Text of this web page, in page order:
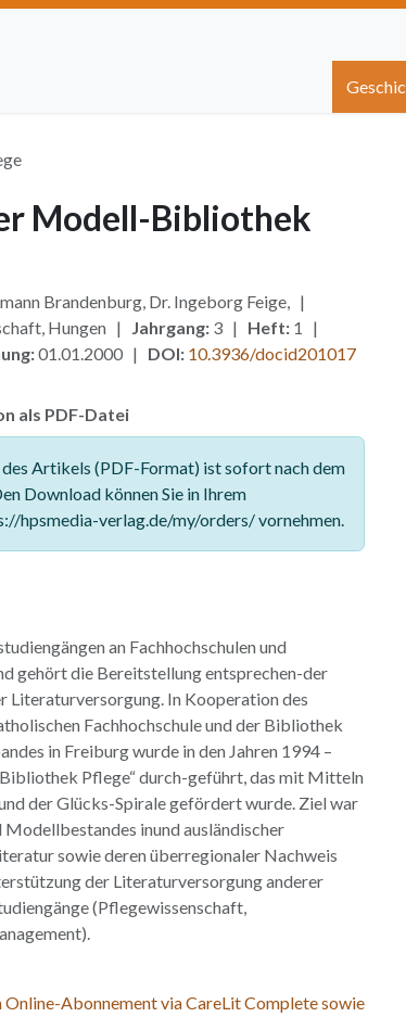
Hilfe
Modell-Bibliothek
Brandenburg, Dr. Ingeborg Feige, |
Hungen | Jahrgang:3 | Heft:1 |
01.01.2000 | DOI: 10.3936/docid201017
als PDF-Datei
Artikels (PDF-Format) ist sofort nach dem
Download können Sie in Ihrem
hpsmedia-verlag.de/my/orders/ vornehmen.
an Fachhochschulen und
gehört die Bereitstellung entsprechen-der
Literaturversorgung. In Kooperation des
Fachhochschule und der Bibliothek
in Freiburg wurde in den Jahren 1994 –
Pflege“ durch-geführt, das mit Mitteln
der Glücks-Spirale gefördert wurde. Ziel war
inund ausländischer
sowie deren überregionaler Nachweis
der Literaturversorgung anderer
(Pflegewissenschaft,
Abonnement via CareLit Complete sowie